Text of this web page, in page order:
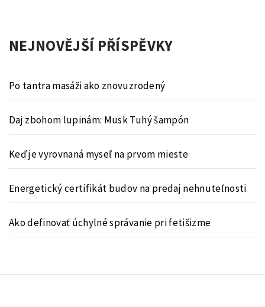
NEJNOVĚJŠÍ PŘÍSPĚVKY
Po tantra masáži ako znovuzrodený
Daj zbohom lupinám: Musk Tuhý šampón
Keď je vyrovnaná myseľ na prvom mieste
Energetický certifikát budov na predaj nehnuteľnosti
Ako definovať úchylné správanie pri fetišizme